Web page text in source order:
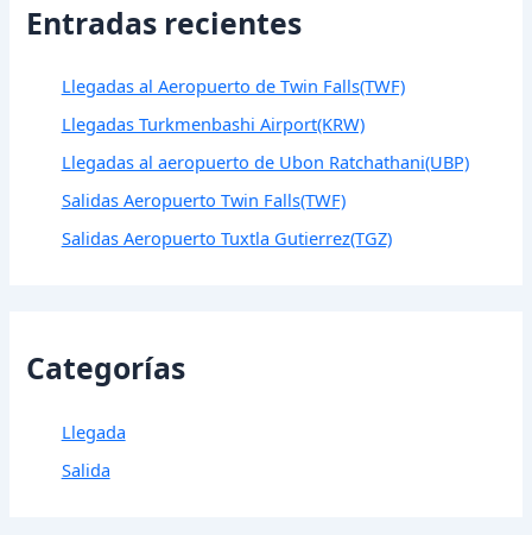
Entradas recientes
Llegadas al Aeropuerto de Twin Falls(TWF)
Llegadas Turkmenbashi Airport(KRW)
Llegadas al aeropuerto de Ubon Ratchathani(UBP)
Salidas Aeropuerto Twin Falls(TWF)
Salidas Aeropuerto Tuxtla Gutierrez(TGZ)
Categorías
Llegada
Salida